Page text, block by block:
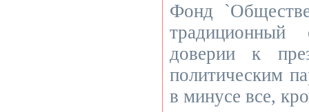
Фонд
доверии к
политическим
в минусе все,